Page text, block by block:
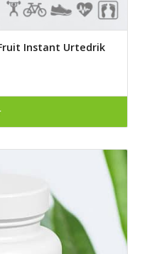
Instant Urtedrik